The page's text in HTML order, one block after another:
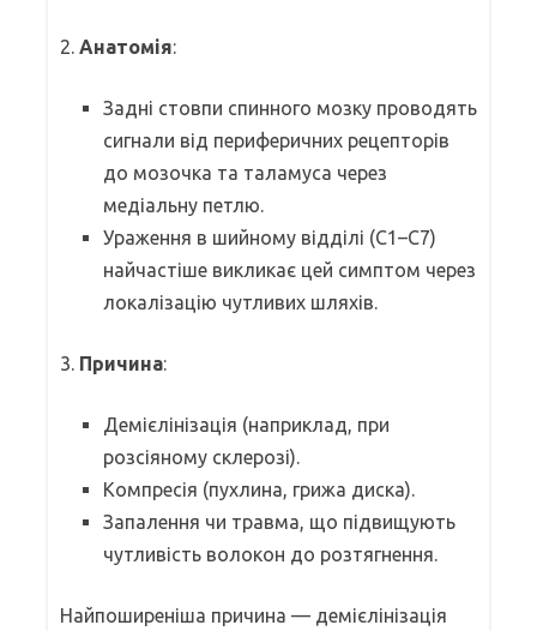
2. Анатомія:
Задні стовпи спинного мозку проводять
сигнали від периферичних рецепторів
до мозочка та таламуса через
медіальну петлю.
Ураження в шийному відділі (C1–C7)
найчастіше викликає цей симптом через
локалізацію чутливих шляхів.
3. Причина:
Демієлінізація (наприклад, при
розсіяному склерозі).
Компресія (пухлина, грижа диска).
Запалення чи травма, що підвищують
чутливість волокон до розтягнення.
Найпоширеніша причина — демієлінізація